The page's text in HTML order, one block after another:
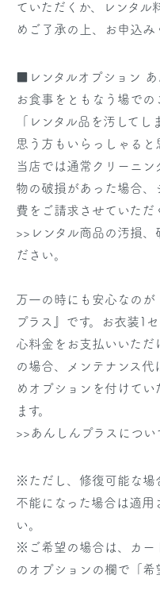
ていただくか、レンタル
めご了承の上、お申込み
■レンタルオプション あ
お食事をともなう場で
「レンタル品を汚して
思う方もいらっしゃると
当店では通常クリーニ
物の破損があった場合、
費をご請求させていただ
>>レンタル商品の汚損
ださい。
万一の時にも安心なの
プラス』です。お衣装1
心料金をお支払いいただ
の場合、メンテナンス代
めオプションを付けて
ます。
>>あんしんプラスにつ
※ただし、修復可能な場
不能になった場合は適用
い。
※ご希望の場合は、カー
のオプションの欄で「希